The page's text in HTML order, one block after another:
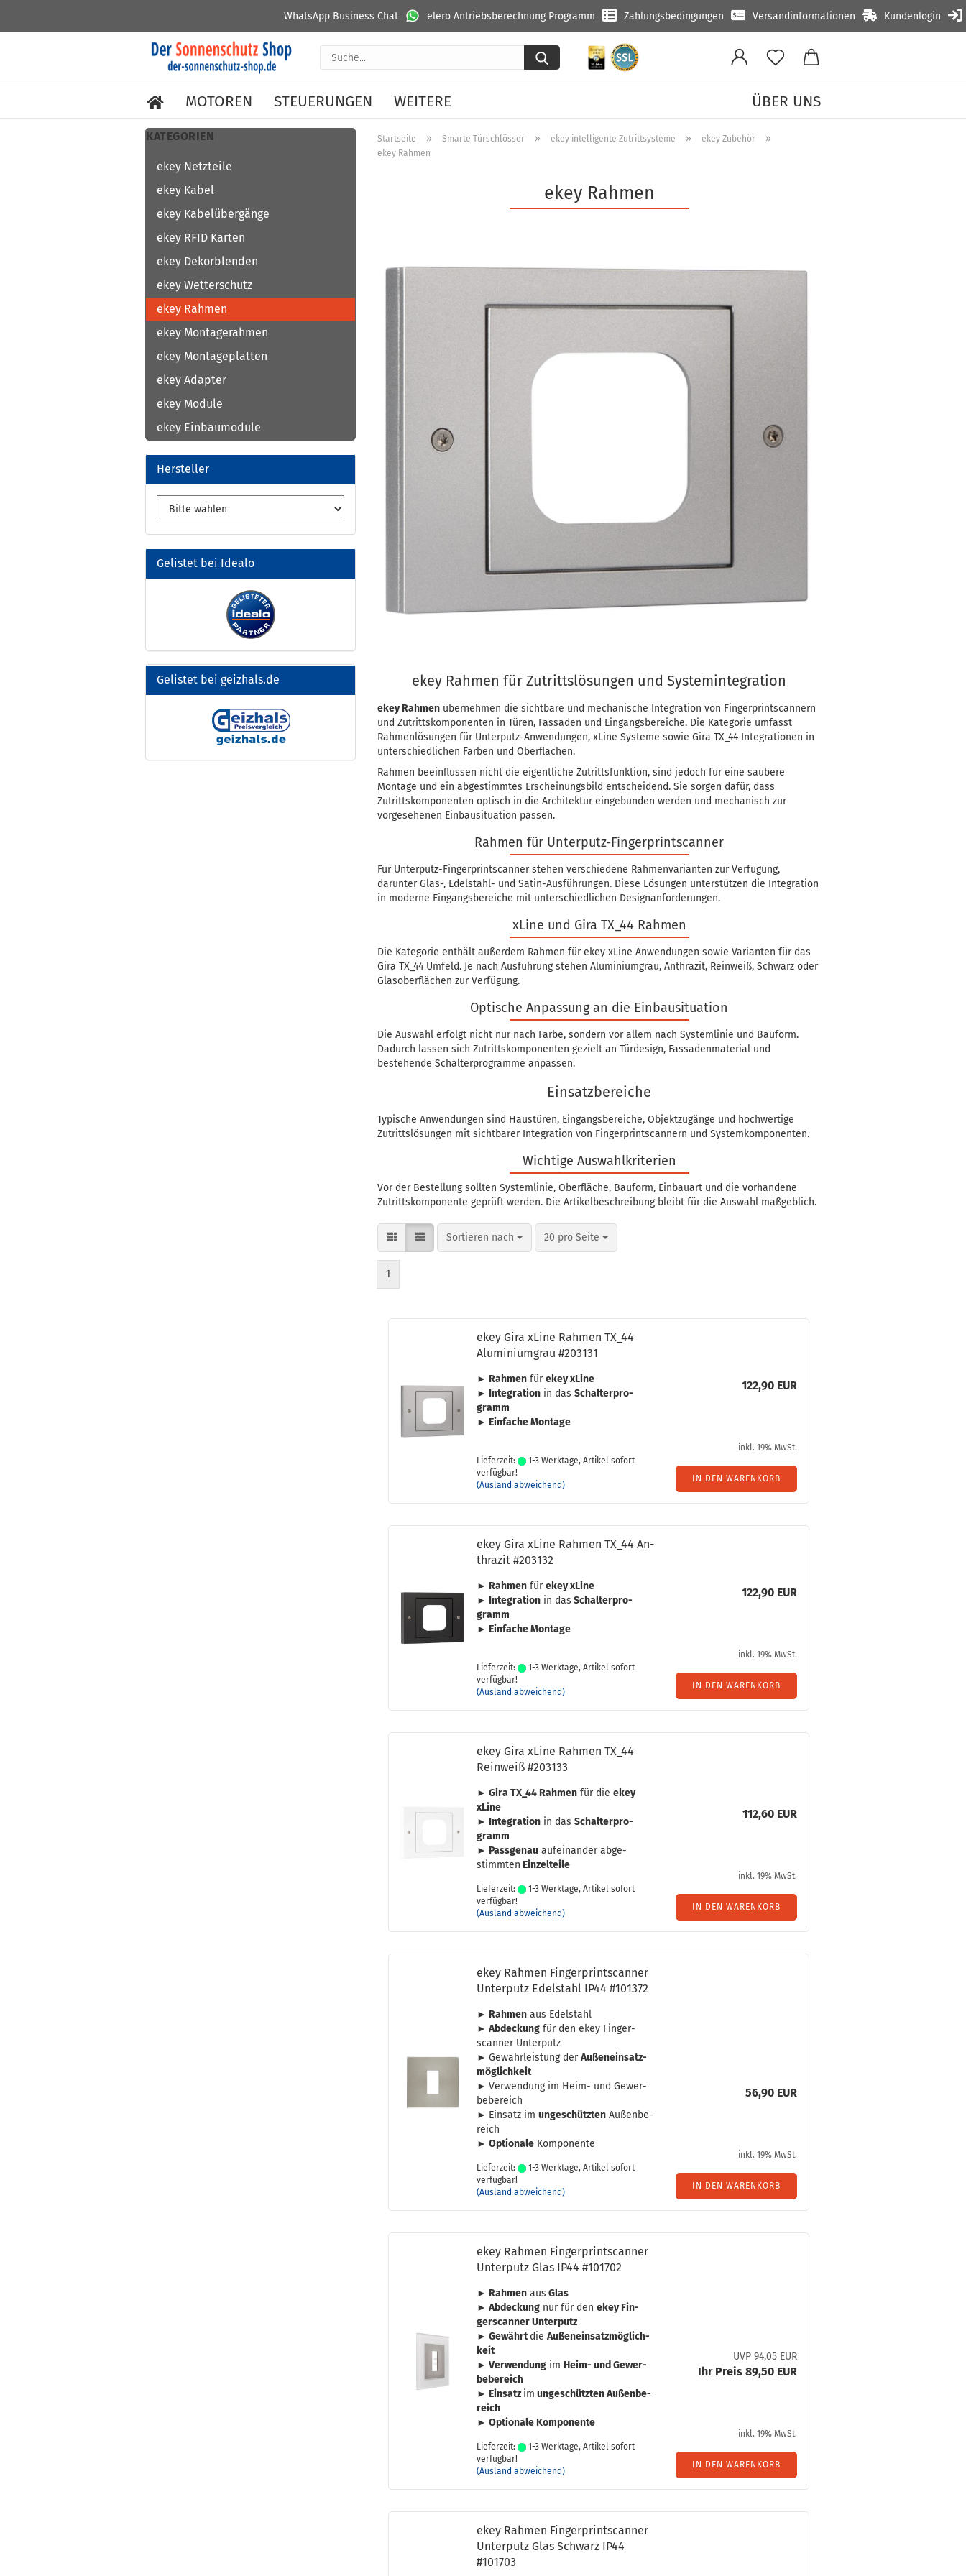
Kundenlogin
Versandinformationen
Zahlungsbedingungen
elero Antriebsberechnung Programm
WhatsApp Business Chat
Suche...
MOTOREN STEUERUNGEN ÜBER UNS
WEITERE
Startseite » Smarte Türschlösser » ekey intelligente Zutrittsysteme » ekey Zubehör »
ekey Rahmen
ekey Rahmen
ekey Rahmen für Zutrittslösungen und Systemintegration
ekey Rahmen übernehmen die sichtbare und mechanische Integration von Fingerprintscannern
und Zutrittskomponenten in Türen, Fassaden und Eingangsbereiche. Die Kategorie umfasst
Rahmenlösungen für Unterputz-Anwendungen, xLine Systeme sowie Gira TX_44 Integrationen in
unterschiedlichen Farben und Oberflächen.
Rahmen beeinflussen nicht die eigentliche Zutrittsfunktion, sind jedoch für eine saubere
Montage und ein abgestimmtes Erscheinungsbild entscheidend. Sie sorgen dafür, dass
Zutrittskomponenten optisch in die Architektur eingebunden werden und mechanisch zur
vorgesehenen Einbausituation passen.
Rahmen für Unterputz-Fingerprintscanner
Für Unterputz-Fingerprintscanner stehen verschiedene Rahmenvarianten zur Verfügung,
darunter Glas-, Edelstahl- und Satin-Ausführungen. Diese Lösungen unterstützen die Integration
in moderne Eingangsbereiche mit unterschiedlichen Designanforderungen.
xLine und Gira TX_44 Rahmen
Die Kategorie enthält außerdem Rahmen für ekey xLine Anwendungen sowie Varianten für das
Gira TX_44 Umfeld. Je nach Ausführung stehen Aluminiumgrau, Anthrazit, Reinweiß, Schwarz oder
Glasoberflächen zur Verfügung.
Optische Anpassung an die Einbausituation
Die Auswahl erfolgt nicht nur nach Farbe, sondern vor allem nach Systemlinie und Bauform.
Dadurch lassen sich Zutrittskomponenten gezielt an Türdesign, Fassadenmaterial und
bestehende Schalterprogramme anpassen.
Einsatzbereiche
Typische Anwendungen sind Haustüren, Eingangsbereiche, Objektzugänge und hochwertige
Zutrittslösungen mit sichtbarer Integration von Fingerprintscannern und Systemkomponenten.
Wichtige Auswahlkriterien
Vor der Bestellung sollten Systemlinie, Oberfläche, Bauform, Einbauart und die vorhandene
Zutrittskomponente geprüft werden. Die Artikelbeschreibung bleibt für die Auswahl maßgeblich.
Sortieren nach
Sortieren nach 20 pro Seite
pro Seite
1
ekey Gira xLine Rah­men TX_44
Alu­mi­ni­um­grau #203131
► Rah­men fürekey xLine
► In­te­gra­ti­on in dasSchal­t­erpro­
gramm
► Ein­fa­che Mon­ta­ge
Lieferzeit:
1-3 Werktage, Artikel sofort
verfügbar!
(Ausland abweichend)
122,90 EUR
inkl. 19% MwSt.
IN DEN WARENKORB
ekey Gira xLine Rah­men TX_44 An­
thra­zit #203132
► Rah­men fürekey xLine
► In­te­gra­ti­on in das Schal­t­erpro­
gramm
► Ein­fa­che Mon­ta­ge
Lieferzeit:
1-3 Werktage, Artikel sofort
verfügbar!
(Ausland abweichend)
122,90 EUR
inkl. 19% MwSt.
IN DEN WARENKORB
ekey Gira xLine Rah­men TX_44
Rein­weiß #203133
► Gira TX_44 Rah­men für dieekey
xLine
► In­te­gra­ti­on in dasSchal­t­erpro­
gramm
► Pass­ge­nau auf­ein­an­der ab­ge­
stimm­ten Ein­zel­tei­le
Lieferzeit:
1-3 Werktage, Artikel sofort
verfügbar!
(Ausland abweichend)
112,60 EUR
inkl. 19% MwSt.
IN DEN WARENKORB
ekey Rah­men Fin­ger­print­scan­ner
Un­ter­putz Edel­stahl IP44 #101372
► Rah­men aus Edel­stahl
► Ab­de­ckung für den ekey Fin­ger­
scan­ner Un­ter­putz
►Ge­währ­leis­tung derAu­ßen­ein­satz­
mög­lich­keit
►Ver­wen­dung im Heim- und Ge­wer­
be­be­reich
► Ein­satz imun­ge­schütz­ten Au­ßen­be­
reich
► Op­tio­na­le Kom­po­nen­te
Lieferzeit:
1-3 Werktage, Artikel sofort
verfügbar!
(Ausland abweichend)
56,90 EUR
inkl. 19% MwSt.
IN DEN WARENKORB
ekey Rah­men Fin­ger­print­scan­ner
Un­ter­putz Glas IP44 #101702
► Rah­men aus Glas
► Ab­de­ckung nur für denekey Fin­
ger­scan­ner Un­ter­putz
► Ge­währtdieAu­ßen­ein­satz­mög­lich­
keit
► Ver­wen­dung im Heim- und Ge­wer­
be­be­reich
► Ein­satz im un­ge­schütz­ten Au­ßen­be­
reich
► Op­tio­na­le Kom­po­nen­te
Lieferzeit:
1-3 Werktage, Artikel sofort
verfügbar!
(Ausland abweichend)
UVP 94,05 EUR
Ihr Preis 89,50 EUR
inkl. 19% MwSt.
IN DEN WARENKORB
ekey Rah­men Fin­ger­print­scan­ner
Un­ter­putz Glas Schwarz IP44
#101703
KATEGORIEN
ekey Netzteile
ekey Kabel
ekey Kabelübergänge
ekey RFID Karten
ekey Dekorblenden
ekey Wetterschutz
ekey Rahmen
ekey Montagerahmen
ekey Montageplatten
ekey Adapter
ekey Module
ekey Einbaumodule
Hersteller
Gelistet bei Idealo
Gelistet bei geizhals.de